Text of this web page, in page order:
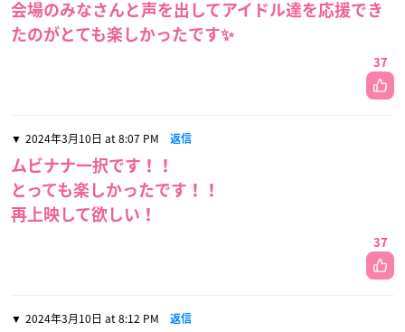
会場のみなさんと声を出してアイドル達を応援でき
たのがとても楽しかったです✨
37
2024年3月10日 at 8:07 PM 返信
ムビナナ一択です！！
とっても楽しかったです！！
再上映して欲しい！
37
2024年3月10日 at 8:12 PM 返信